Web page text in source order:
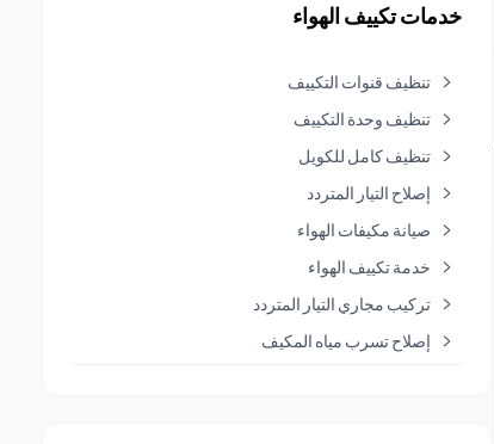
خدمات تكييف الهواء
تنظيف قنوات التكييف
تنظيف وحدة التكييف
تنظيف كامل للكويل
إصلاح التيار المتردد
صيانة مكيفات الهواء
خدمة تكييف الهواء
تركيب مجاري التيار المتردد
إصلاح تسرب مياه المكيف